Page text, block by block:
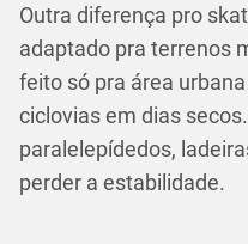
Outra diferença pro
adaptado pra terrenos
feito só pra área
ciclovias em dias
paralelepídedos,
perder a estabilidade.